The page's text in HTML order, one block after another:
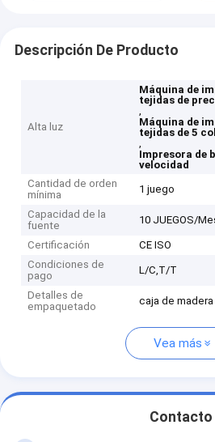
Descripción De Producto
Alta luz
Máquina de
tejidas de
,
Máquina de
tejidas de 5
,
Impresora de
velocidad
Cantidad de orden
mínima
1 juego
Capacidad de la
fuente
10 JUEGOS/
Certificación
CE ISO
Condiciones de
pago
L/C,T/T
Detalles de
empaquetado
caja de madera
Vea más
Contacto